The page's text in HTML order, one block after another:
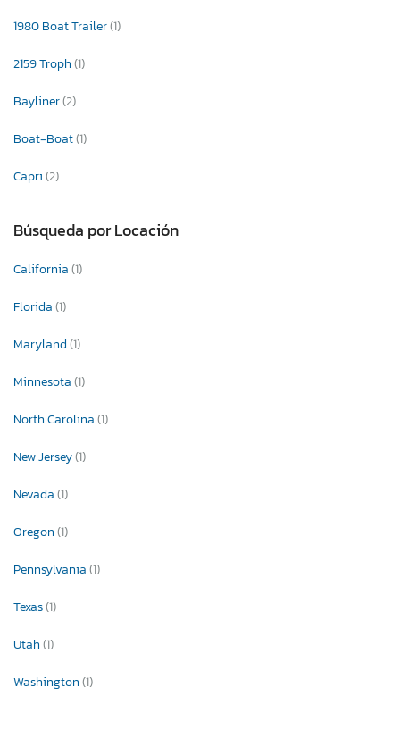
1980 Boat Trailer(1)
2159 Troph(1)
Bayliner(2)
Boat-Boat(1)
Capri(2)
Búsqueda por Locación
California(1)
Florida(1)
Maryland(1)
Minnesota(1)
North Carolina(1)
New Jersey(1)
Nevada(1)
Oregon(1)
Pennsylvania(1)
Texas(1)
Utah(1)
Washington(1)